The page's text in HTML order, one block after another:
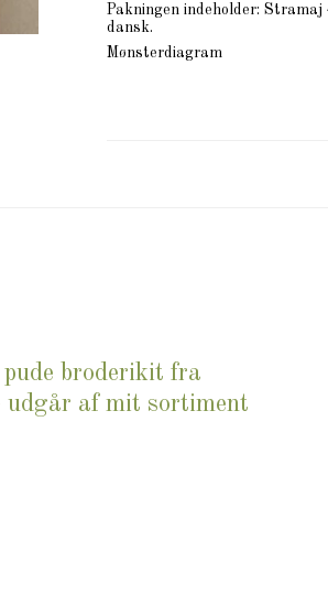
Pakningen indeholder:
dansk.
Mønsterdiagram
broderikit fra
af mit sortiment